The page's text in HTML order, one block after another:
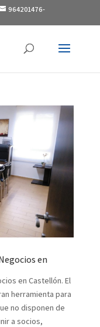
964201476-
en
en Castellón. El
herramienta para
no disponen de
a socios,